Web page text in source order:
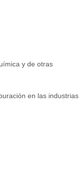
y de otras
en las industrias